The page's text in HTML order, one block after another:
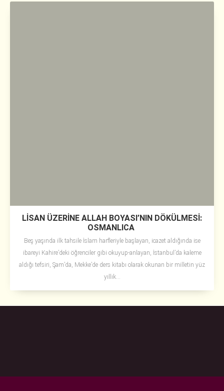
LİSAN ÜZERİNE ALLAH BOYASI’NIN DÖKÜLMESİ:
OSMANLICA
Beş yaşında ilk tahsile İslam harfleriyle başlayan, icazet aldığında ise
ibareyi Kahire’deki öğrenciler gibi okuyup-anlayan, İstanbul’da kaleme
aldığı tefsiri, Şam’da, Mekke’de ders kitabı olarak okunan bir milletin yüz
yıllık...